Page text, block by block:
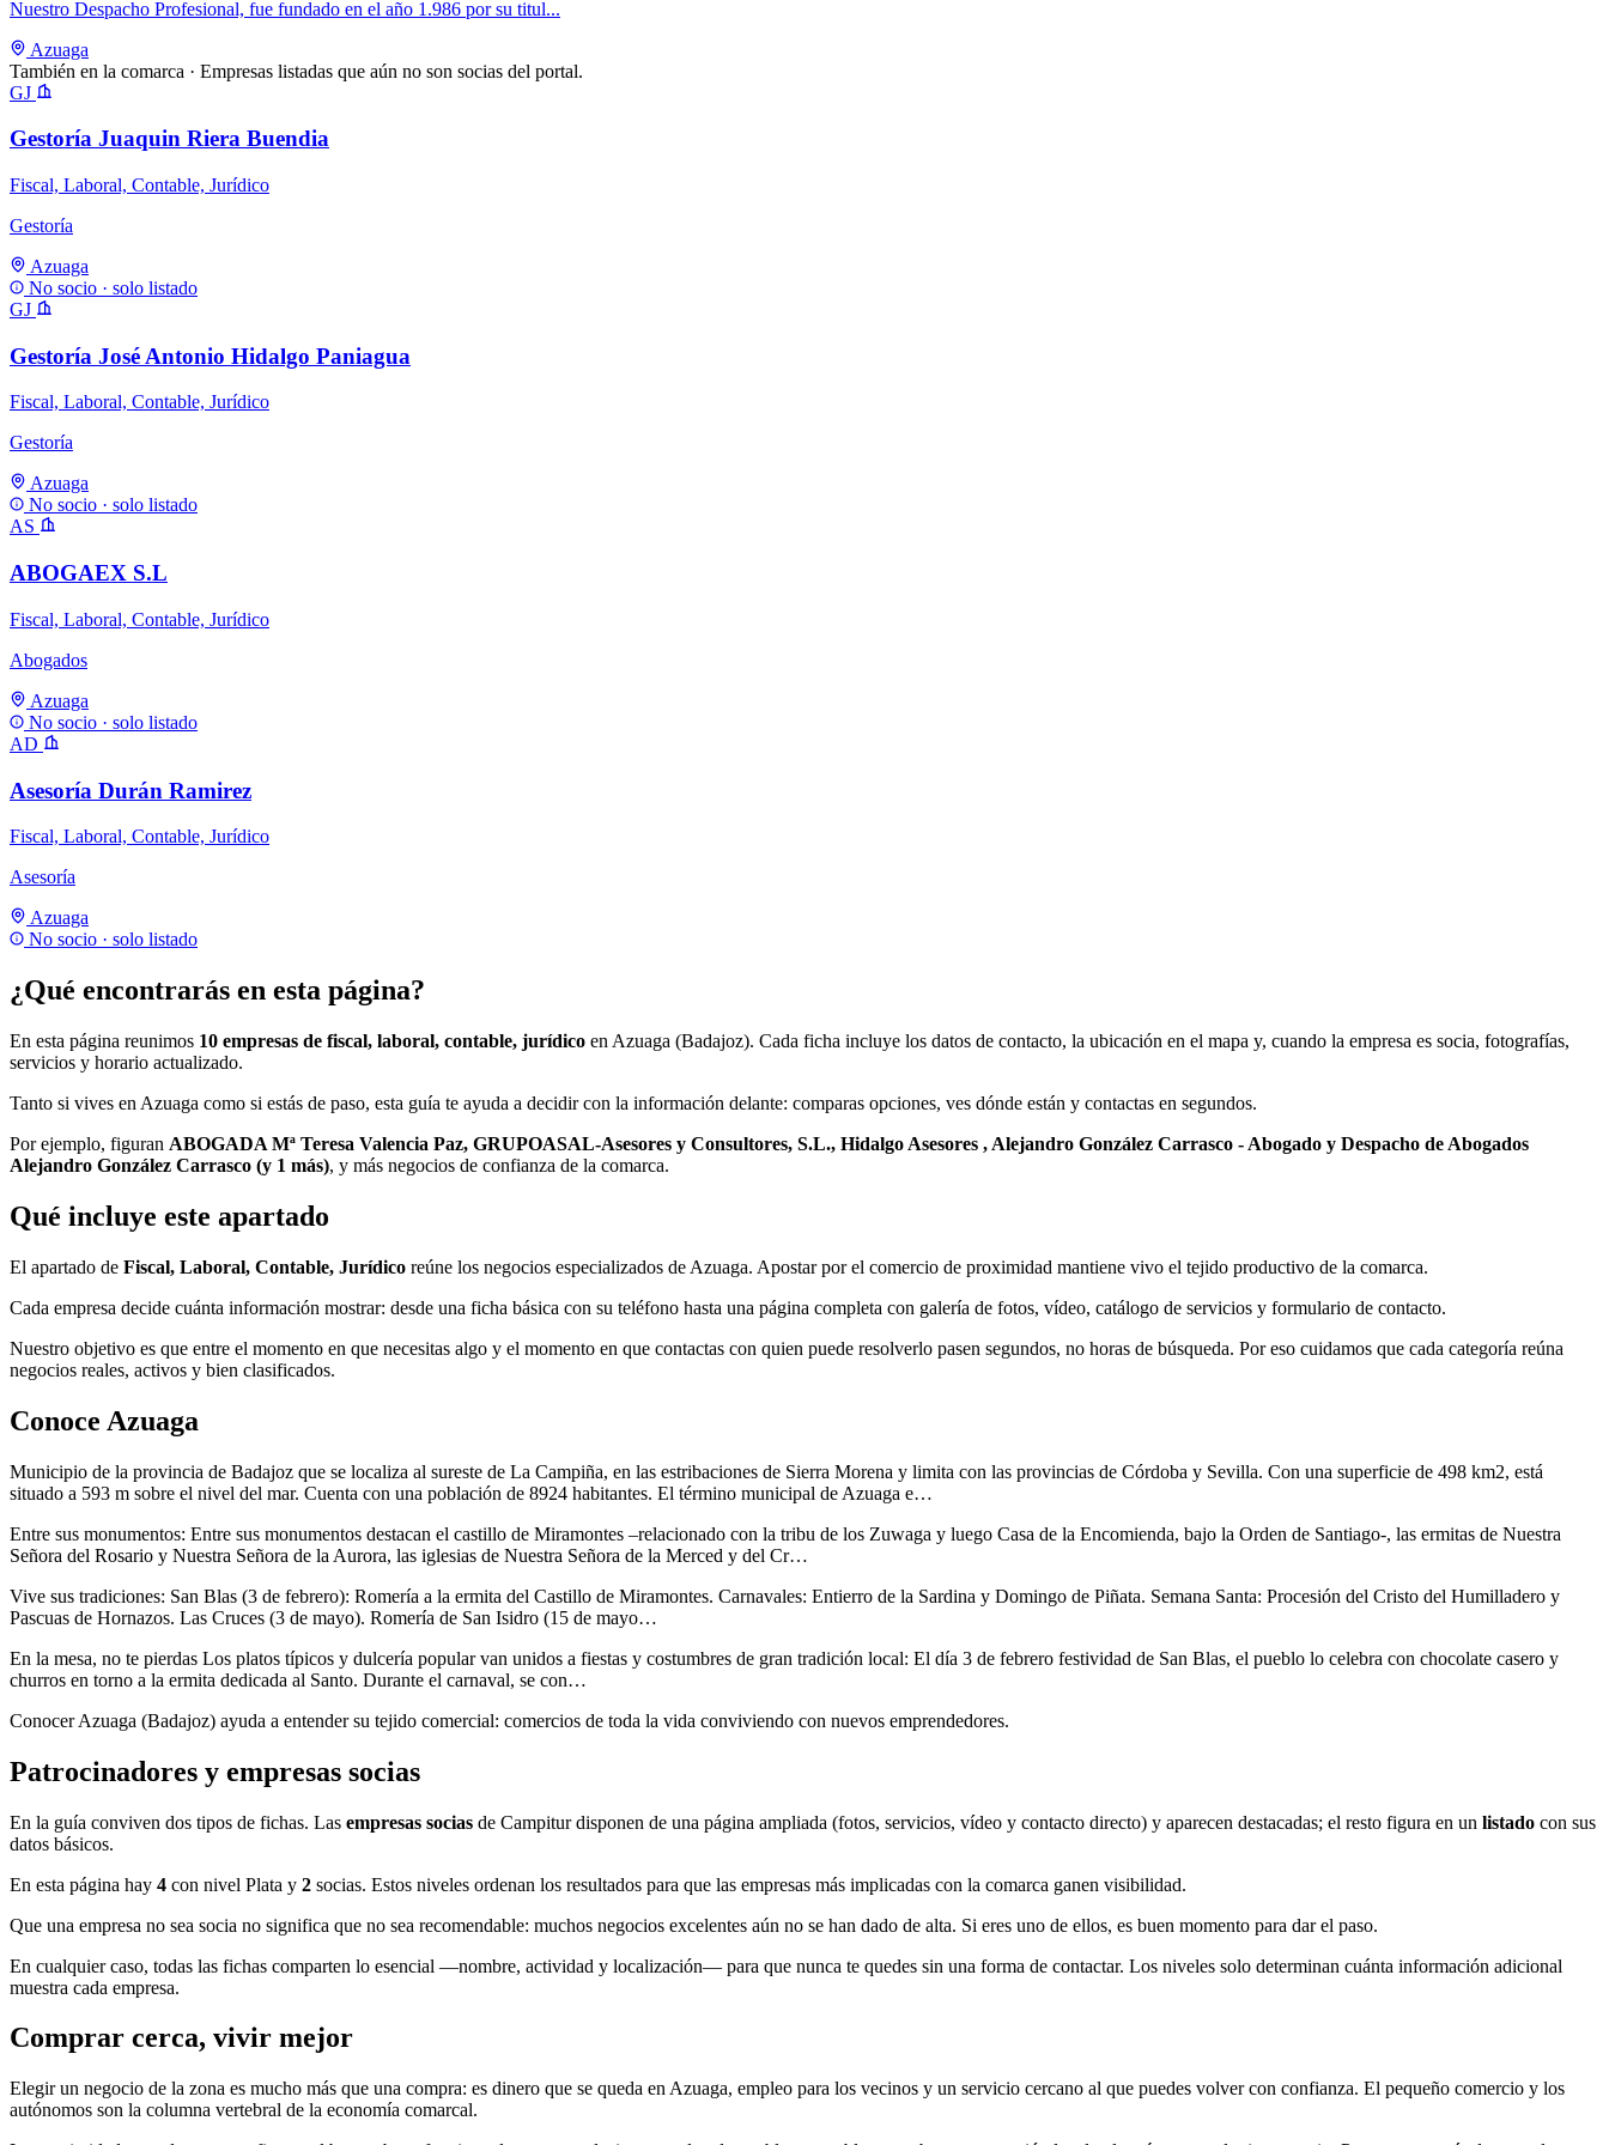
Nuestro Despacho Profesional, fue fundado en el año 1.986 por su titul...
Azuaga
También en la comarca · Empresas listadas que aún no son socias del portal.
GJ
Gestoría Juaquin Riera Buendia
Fiscal, Laboral, Contable, Jurídico
Gestoría
Azuaga
No socio · solo listado
GJ
Gestoría José Antonio Hidalgo Paniagua
Fiscal, Laboral, Contable, Jurídico
Gestoría
Azuaga
No socio · solo listado
AS
ABOGAEX S.L
Fiscal, Laboral, Contable, Jurídico
Abogados
Azuaga
No socio · solo listado
AD
Asesoría Durán Ramirez
Fiscal, Laboral, Contable, Jurídico
Asesoría
Azuaga
No socio · solo listado
¿Qué encontrarás en esta página?
En esta página reunimos 10 empresas de fiscal, laboral, contable, jurídico en Azuaga (Badajoz). Cada ficha incluye los datos de contacto, la ubicación en el mapa y, cuando la empresa es socia, fotografías,
servicios y horario actualizado.
Tanto si vives en Azuaga como si estás de paso, esta guía te ayuda a decidir con la información delante: comparas opciones, ves dónde están y contactas en segundos.
Por ejemplo, figuran ABOGADA Mª Teresa Valencia Paz, GRUPOASAL-Asesores y Consultores, S.L., Hidalgo Asesores , Alejandro González Carrasco - Abogado y Despacho de Abogados
Alejandro González Carrasco (y 1 más), y más negocios de confianza de la comarca.
Qué incluye este apartado
El apartado de Fiscal, Laboral, Contable, Jurídico reúne los negocios especializados de Azuaga. Apostar por el comercio de proximidad mantiene vivo el tejido productivo de la comarca.
Cada empresa decide cuánta información mostrar: desde una ficha básica con su teléfono hasta una página completa con galería de fotos, vídeo, catálogo de servicios y formulario de contacto.
Nuestro objetivo es que entre el momento en que necesitas algo y el momento en que contactas con quien puede resolverlo pasen segundos, no horas de búsqueda. Por eso cuidamos que cada categoría reúna
negocios reales, activos y bien clasificados.
Conoce Azuaga
Municipio de la provincia de Badajoz que se localiza al sureste de La Campiña, en las estribaciones de Sierra Morena y limita con las provincias de Córdoba y Sevilla. Con una superficie de 498 km2, está
situado a 593 m sobre el nivel del mar. Cuenta con una población de 8924 habitantes. El término municipal de Azuaga e…
Entre sus monumentos: Entre sus monumentos destacan el castillo de Miramontes –relacionado con la tribu de los Zuwaga y luego Casa de la Encomienda, bajo la Orden de Santiago-, las ermitas de Nuestra
Señora del Rosario y Nuestra Señora de la Aurora, las iglesias de Nuestra Señora de la Merced y del Cr…
Vive sus tradiciones: San Blas (3 de febrero): Romería a la ermita del Castillo de Miramontes. Carnavales: Entierro de la Sardina y Domingo de Piñata. Semana Santa: Procesión del Cristo del Humilladero y
Pascuas de Hornazos. Las Cruces (3 de mayo). Romería de San Isidro (15 de mayo…
En la mesa, no te pierdas Los platos típicos y dulcería popular van unidos a fiestas y costumbres de gran tradición local: El día 3 de febrero festividad de San Blas, el pueblo lo celebra con chocolate casero y
churros en torno a la ermita dedicada al Santo. Durante el carnaval, se con…
Conocer Azuaga (Badajoz) ayuda a entender su tejido comercial: comercios de toda la vida conviviendo con nuevos emprendedores.
Patrocinadores y empresas socias
En la guía conviven dos tipos de fichas. Las empresas socias de Campitur disponen de una página ampliada (fotos, servicios, vídeo y contacto directo) y aparecen destacadas; el resto figura en un listado con sus
datos básicos.
En esta página hay 4 con nivel Plata y 2 socias. Estos niveles ordenan los resultados para que las empresas más implicadas con la comarca ganen visibilidad.
Que una empresa no sea socia no significa que no sea recomendable: muchos negocios excelentes aún no se han dado de alta. Si eres uno de ellos, es buen momento para dar el paso.
En cualquier caso, todas las fichas comparten lo esencial —nombre, actividad y localización— para que nunca te quedes sin una forma de contactar. Los niveles solo determinan cuánta información adicional
muestra cada empresa.
Comprar cerca, vivir mejor
Elegir un negocio de la zona es mucho más que una compra: es dinero que se queda en Azuaga, empleo para los vecinos y un servicio cercano al que puedes volver con confianza. El pequeño comercio y los
autónomos son la columna vertebral de la economía comarcal.